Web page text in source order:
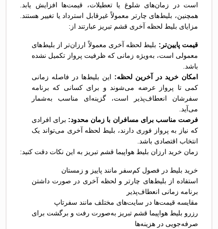
است در زمان‌های شلوغ یا تعطیلات، قیمت‌ها افزایش یابد.
همچنین، بلیط‌های چارتر معمولاً غیرقابل استرداد یا تغییر هستند.
مزایای بلیط لحظه آخری قشم تبریز عبارتند از:
قیمت پایین‌تر: بلیط لحظه آخری معمولاً ارزان‌تر از بلیط‌های
معمولی است، به‌ویژه زمانی که ظرفیت پرواز تکمیل نشده
باشد.
امکان خرید در آخرین لحظه: این بلیط‌ها در فاصله زمانی
کمی تا پرواز عرضه می‌شوند و برای کسانی که برنامه
سفرشان انعطاف‌پذیر است، گزینه‌ای مناسب به‌شمار
می‌آید.
فرصت مناسب برای مسافران با زمان محدود: برای افرادی
که نیاز به پرواز فوری دارند، بلیط لحظه آخری می‌تواند یک
انتخاب اقتصادی باشد.
زمان خرید ارزان بلیط هواپیما قشم تبریز به این نکات دقت کنید:
خرید بلیط در فصول کم‌سفر مانند پاییز و زمستان
استفاده از بلیط‌های چارتر و لحظه آخری در صورت داشتن
برنامه زمانی انعطاف‌پذیر
مقایسه قیمت‌ها در سایت‌های مختلف مانند سفرتاپ
رزرو بلیط هواپیما قشم تبریز به‌صورت رفت و برگشت برای
صرفه‌جویی در هزینه‌ها